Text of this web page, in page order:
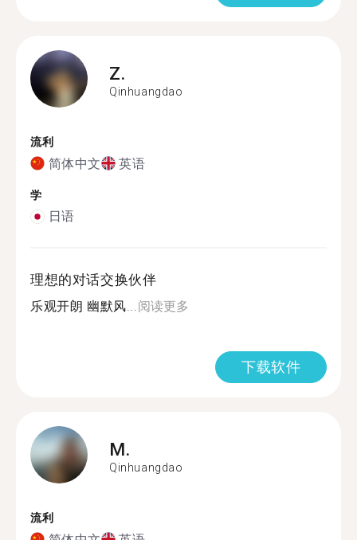
Z.
Qinhuangdao
流利
简体中文 英语
学
日语
理想的对话交换伙伴
乐观开朗 幽默风...阅读更多
下载软件
M.
Qinhuangdao
流利